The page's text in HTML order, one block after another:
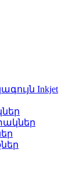
Inkjet